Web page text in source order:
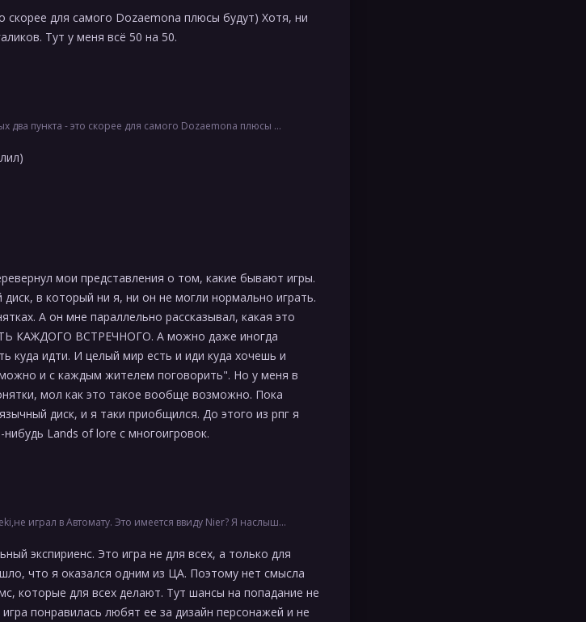
скорее для самого Dozaemonа плюсы будут) Хотя, ни
Тут у меня всё 50 на 50.
для самого Dozaemonа плюсы будут) Хотя, ни то, чтобы я был прям фанатом рогаликов. Тут у меня всё 50 на 50.
мои представления о том, какие бывают игры.
в который ни я, ни он не могли нормально играть.
А он мне параллельно рассказывал, какая это
КАЖДОГО ВСТРЕЧНОГО. А можно даже иногда
куда идти. И целый мир есть и иди куда хочешь и
и с каждым жителем поговорить". Но у меня в
мол как это такое вообще возможно. Пока
диск, и я таки приобщился. До этого из рпг я
Lands of lore с многоигровок.
Это имеется ввиду Nier? Я наслышан о том, что в игре ебейший сюжет и/или лор, но, честно говоря, верится как …
экспириенс. Это игра не для всех, а только для
что я оказался одним из ЦА. Поэтому нет смысла
которые для всех делают. Тут шансы на попадание не
понравилась любят ее за дизайн персонажей и не